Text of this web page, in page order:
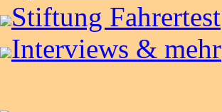
Stiftung Fahrertest
Interviews & mehr